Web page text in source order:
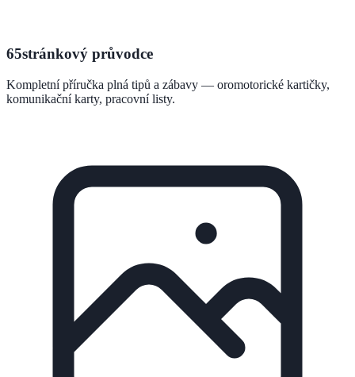
65stránkový průvodce
Kompletní příručka plná tipů a zábavy — oromotorické kartičky,
komunikační karty, pracovní listy.